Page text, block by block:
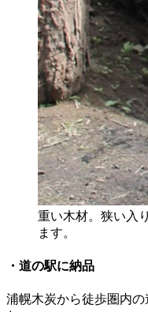
重い木材。狭い入
ます。
・道の駅に納品
浦幌木炭から徒歩圏内